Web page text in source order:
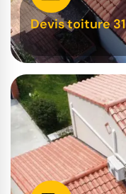
Devis toiture 31